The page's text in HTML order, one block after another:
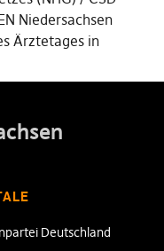
Niedersachsen
Ärztetages in
Deutschland